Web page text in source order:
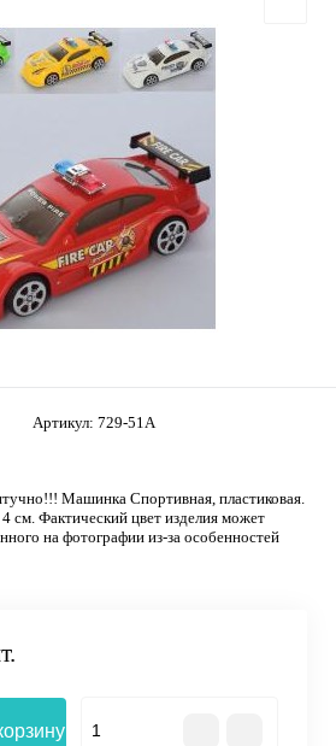
Артикул: 729-51А
Машинка Спортивная, пластиковая.
см. Фактический цвет изделия может
на фотографии из-за особенностей